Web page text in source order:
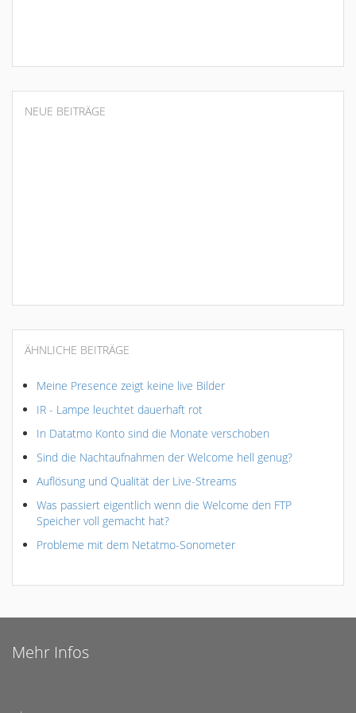
NEUE BEITRÄGE
ÄHNLICHE BEITRÄGE
Meine Presence zeigt keine live Bilder
IR - Lampe leuchtet dauerhaft rot
In Datatmo Konto sind die Monate verschoben
Sind die Nachtaufnahmen der Welcome hell genug?
Auflösung und Qualität der Live-Streams
Was passiert eigentlich wenn die Welcome den FTP
Speicher voll gemacht hat?
Probleme mit dem Netatmo-Sonometer
Mehr Infos